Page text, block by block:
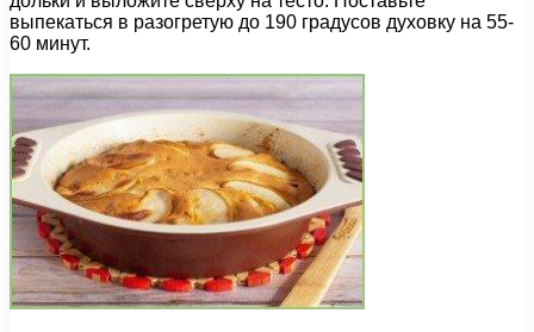
выпекаться в разогретую до 190 градусов духовку на 55-
60 минут.